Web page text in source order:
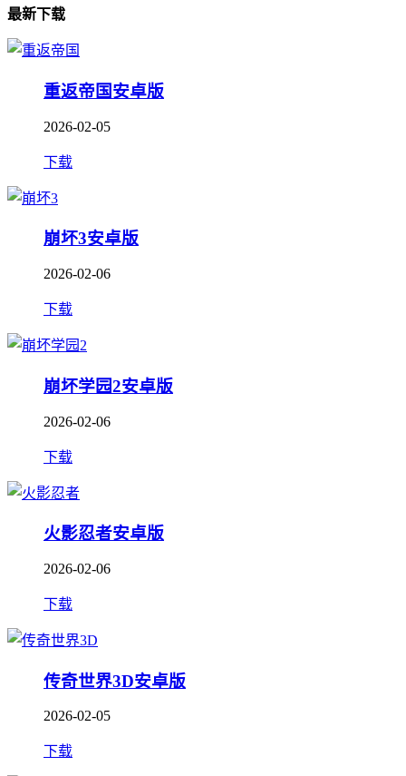
最新下载
重返帝国安卓版
2026-02-05
下载
崩坏3安卓版
2026-02-06
下载
崩坏学园2安卓版
2026-02-06
下载
火影忍者安卓版
2026-02-06
下载
传奇世界3D安卓版
2026-02-05
下载